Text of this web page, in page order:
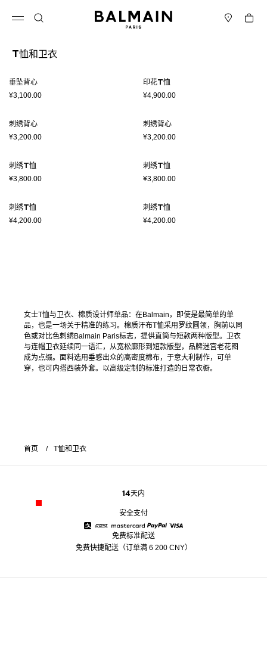
购物车
T恤和卫衣
垂坠背心
¥3,100.00
印花T恤
¥4,900.00
刺绣背心
¥3,200.00
刺绣背心
¥3,200.00
刺绣T恤
¥3,800.00
刺绣T恤
¥3,800.00
刺绣T恤
¥4,200.00
刺绣T恤
¥4,200.00
女士T恤与卫衣、棉质设计师单品：在Balmain，即使是最简单的单
品，也是一场关于精准的练习。棉质汗布T恤采用罗纹圆领，胸前以同
色或对比色刺绣Balmain Paris标志，提供直筒与短款两种版型。卫衣
与连帽卫衣延续同一语汇，从宽松廓形到短款版型，品牌迷宫老花图
成为点缀。面料选用垂感出众的高密度棉布，于意大利制作，可单
穿，也可内搭西装外套。以高级定制的标准打造的日常衣橱。
首页 T恤和卫衣
14天内
安全支付
American Express
Mastercard
免费标准配送
免费快捷配送（订单满 6 200 CNY）